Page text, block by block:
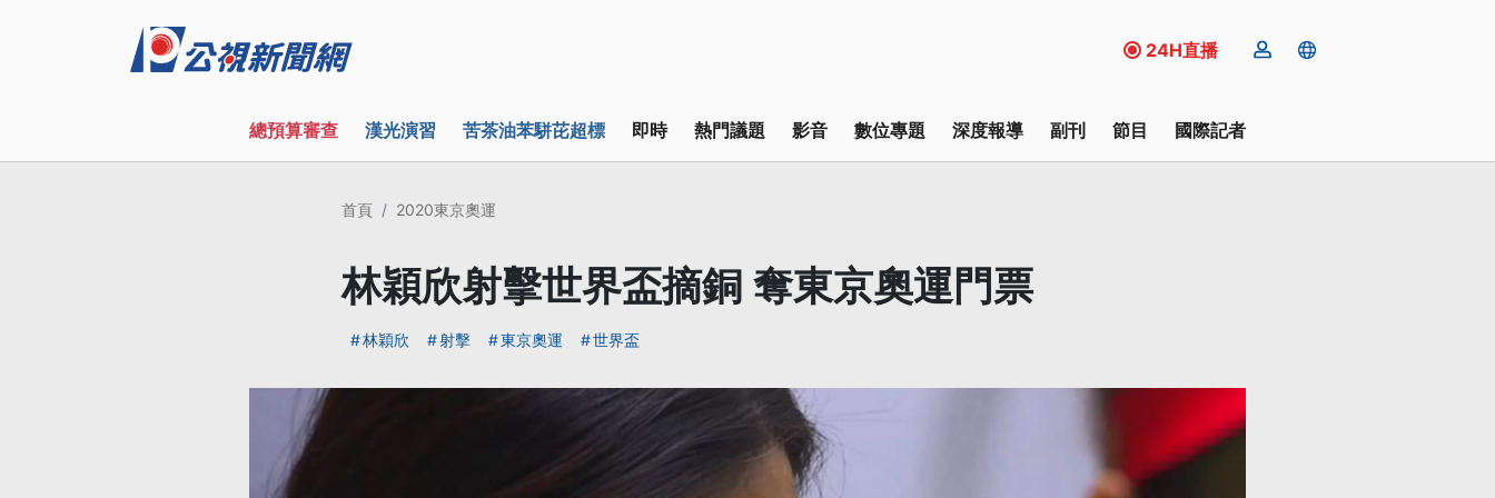
24H直播
總預算審查 漢光演習 苦茶油苯駢芘超標 即時 熱門議題 影音 數位專題 深度報導 副刊 節目 國際記者
首頁 2020東京奧運
林穎欣射擊世界盃摘銅 奪東京奧運門票
林穎欣 射擊 東京奧運 世界盃